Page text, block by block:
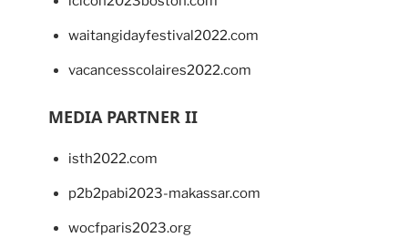
waitangidayfestival2022.com
vacancesscolaires2022.com
MEDIA PARTNER II
isth2022.com
p2b2pabi2023-makassar.com
wocfparis2023.org